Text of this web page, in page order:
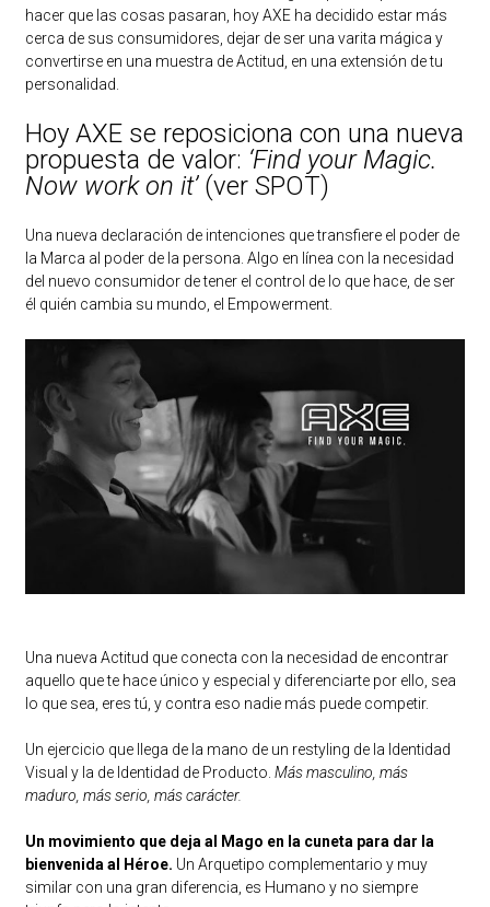
hacer que las cosas pasaran, hoy AXE ha decidido estar más
cerca de sus consumidores, dejar de ser una varita mágica y
convertirse en una muestra de Actitud, en una extensión de tu
personalidad.
Hoy AXE se reposiciona con una nueva
propuesta de valor: ‘Find your Magic.
Now work on it’ (ver SPOT)
Una nueva declaración de intenciones que transfiere el poder de
la Marca al poder de la persona. Algo en línea con la necesidad
del nuevo consumidor de tener el control de lo que hace, de ser
él quién cambia su mundo, el Empowerment.
Una nueva Actitud que conecta con la necesidad de encontrar
aquello que te hace único y especial y diferenciarte por ello, sea
lo que sea, eres tú, y contra eso nadie más puede competir.
Un ejercicio que llega de la mano de un restyling de la Identidad
Visual y la de Identidad de Producto. Más masculino, más
maduro, más serio, más carácter.
Un movimiento que deja al Mago en la cuneta para dar la
bienvenida al Héroe. Un Arquetipo complementario y muy
similar con una gran diferencia, es Humano y no siempre